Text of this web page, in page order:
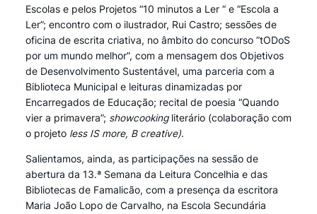
Escolas e pelos Projetos “10 minutos a Ler “ e “Escola a
Ler”; encontro com o ilustrador, Rui Castro; sessões de
oficina de escrita criativa, no âmbito do concurso ”tODoS
por um mundo melhor”, com a mensagem dos Objetivos
de Desenvolvimento Sustentável, uma parceria com a
Biblioteca Municipal e leituras dinamizadas por
Encarregados de Educação; recital de poesia “Quando
vier a primavera”; showcooking literário (colaboração com
o projeto less IS more, B creative).
Salientamos, ainda, as participações na sessão de
abertura da 13.ª Semana da Leitura Concelhia e das
Bibliotecas de Famalicão, com a presença da escritora
Maria João Lopo de Carvalho, na Escola Secundária